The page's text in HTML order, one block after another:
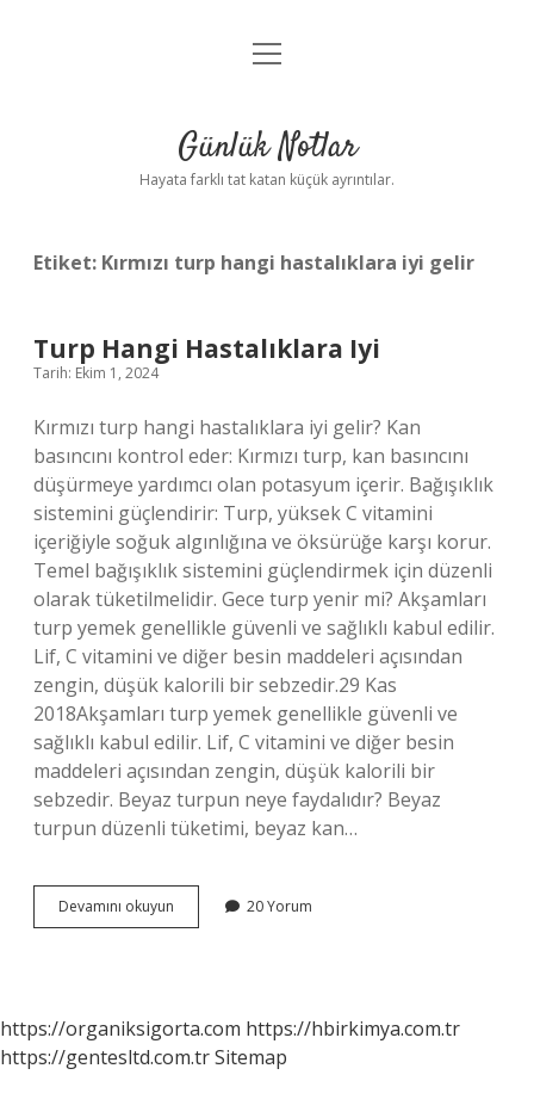
Anasayfa
Yasal Uyarı
menüyü
Günlük Notlar
Hayata farklı tat katan küçük ayrıntılar.
Etiket: Kırmızı turp hangi hastalıklara iyi gelir
Turp Hangi Hastalıklara Iyi
Tarih: Ekim 1, 2024
Kırmızı turp hangi hastalıklara iyi gelir? Kan
basıncını kontrol eder: Kırmızı turp, kan basıncını
düşürmeye yardımcı olan potasyum içerir. Bağışıklık
sistemini güçlendirir: Turp, yüksek C vitamini
içeriğiyle soğuk algınlığına ve öksürüğe karşı korur.
Temel bağışıklık sistemini güçlendirmek için düzenli
olarak tüketilmelidir. Gece turp yenir mi? Akşamları
turp yemek genellikle güvenli ve sağlıklı kabul edilir.
Lif, C vitamini ve diğer besin maddeleri açısından
zengin, düşük kalorili bir sebzedir.29 Kas
2018Akşamları turp yemek genellikle güvenli ve
sağlıklı kabul edilir. Lif, C vitamini ve diğer besin
maddeleri açısından zengin, düşük kalorili bir
sebzedir. Beyaz turpun neye faydalıdır? Beyaz
turpun düzenli tüketimi, beyaz kan…
Devamını okuyun
Hangi
20 Yorum
https://organiksigorta.com https://hbirkimya.com.tr
https://gentesltd.com.trSitemap